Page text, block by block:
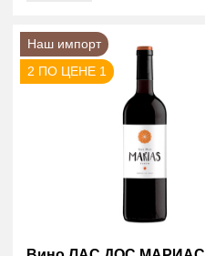
Наш импорт
2 ПО ЦЕНЕ 1